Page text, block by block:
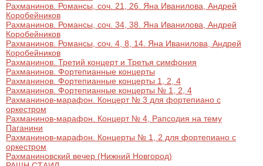
Рахманинов. Романсы, соч. 21, 26. Яна Иванилова, Андрей
Коробейников
Рахманинов. Романсы, соч. 34, 38. Яна Иванилова, Андрей
Коробейников
Рахманинов. Романсы, соч. 4, 8, 14. Яна Иванилова, Андрей
Коробейников
Рахманинов. Третий концерт и Третья симфония
Рахманинов. Фортепианные концерты
Рахманинов. Фортепианные концерты 1, 2, 4
Рахманинов. Фортепианные концерты № 1, 2, 4
Рахманинов-марафон. Концерт № 3 для фортепиано с
оркестром
Рахманинов-марафон. Концерт № 4, Рапсодия на тему
Паганини
Рахманинов-марафон. Концерты № 1, 2 для фортепиано с
оркестром
Рахманиновский вечер (Нижний Новгород)